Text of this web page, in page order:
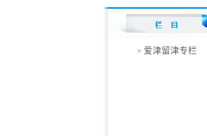
> 爱津留津专栏